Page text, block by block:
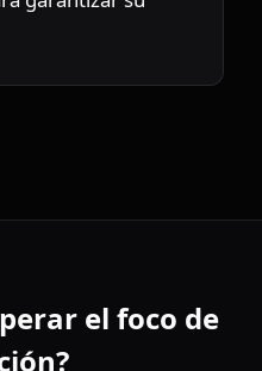
el foco de